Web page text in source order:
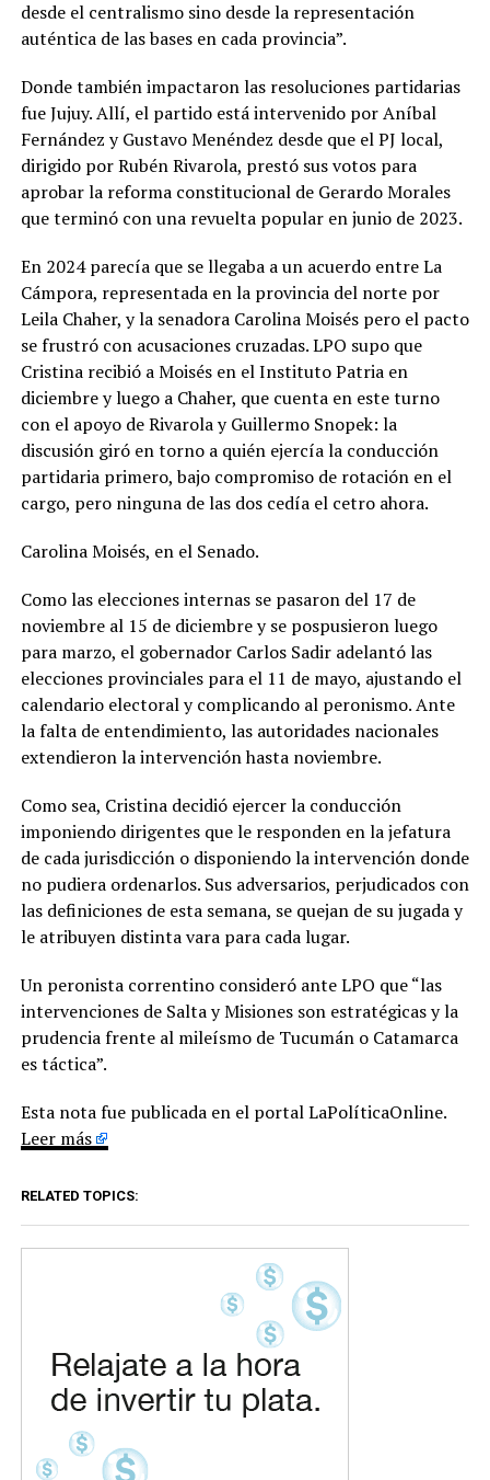
desde el centralismo sino desde la representación
auténtica de las bases en cada provincia”.
Donde también impactaron las resoluciones partidarias
fue Jujuy. Allí, el partido está intervenido por Aníbal
Fernández y Gustavo Menéndez desde que el PJ local,
dirigido por Rubén Rivarola, prestó sus votos para
aprobar la reforma constitucional de Gerardo Morales
que terminó con una revuelta popular en junio de 2023.
En 2024 parecía que se llegaba a un acuerdo entre La
Cámpora, representada en la provincia del norte por
Leila Chaher, y la senadora Carolina Moisés pero el pacto
se frustró con acusaciones cruzadas. LPO supo que
Cristina recibió a Moisés en el Instituto Patria en
diciembre y luego a Chaher, que cuenta en este turno
con el apoyo de Rivarola y Guillermo Snopek: la
discusión giró en torno a quién ejercía la conducción
partidaria primero, bajo compromiso de rotación en el
cargo, pero ninguna de las dos cedía el cetro ahora.
Carolina Moisés, en el Senado.
Como las elecciones internas se pasaron del 17 de
noviembre al 15 de diciembre y se pospusieron luego
para marzo, el gobernador Carlos Sadir adelantó las
elecciones provinciales para el 11 de mayo, ajustando el
calendario electoral y complicando al peronismo. Ante
la falta de entendimiento, las autoridades nacionales
extendieron la intervención hasta noviembre.
Como sea, Cristina decidió ejercer la conducción
imponiendo dirigentes que le responden en la jefatura
de cada jurisdicción o disponiendo la intervención donde
no pudiera ordenarlos. Sus adversarios, perjudicados con
las definiciones de esta semana, se quejan de su jugada y
le atribuyen distinta vara para cada lugar.
Un peronista correntino consideró ante LPO que “las
intervenciones de Salta y Misiones son estratégicas y la
prudencia frente al mileísmo de Tucumán o Catamarca
es táctica”.
Esta nota fue publicada en el portal LaPolíticaOnline.
Leer más
RELATED TOPICS: